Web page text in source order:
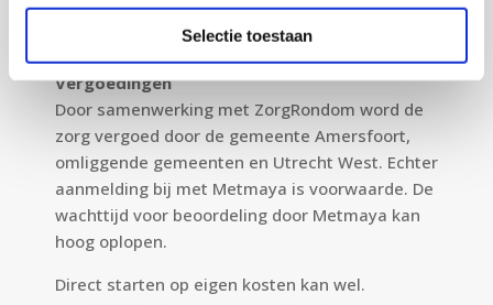
Selectie toestaan
moeilijk leren.
belafspraak
Vergoedingen
Door samenwerking met ZorgRondom word de
zorg vergoed door de gemeente Amersfoort,
omliggende gemeenten en Utrecht West. Echter
aanmelding bij met Metmaya is voorwaarde. De
wachttijd voor beoordeling door Metmaya kan
hoog oplopen.
Direct starten op eigen kosten kan wel.